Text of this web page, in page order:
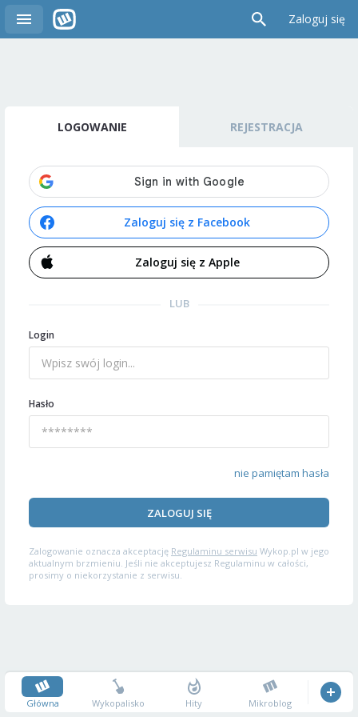
Zaloguj się
LOGOWANIE REJESTRACJA
Zaloguj się z Facebook
Zaloguj się z Apple
LUB
Login
Hasło
nie pamiętam hasła
ZALOGUJ SIĘ
Zalogowanie oznacza akceptację Regulaminu serwisu Wykop.pl w jego
aktualnym brzmieniu. Jeśli nie akceptujesz Regulaminu w całości,
prosimy o niekorzystanie z serwisu.
Główna Wykopalisko Hity Mikroblog